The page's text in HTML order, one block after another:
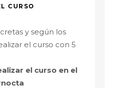
CURSO
y según los
el curso con 5
el curso en el